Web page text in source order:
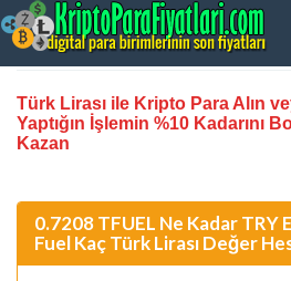
Türk Lirası ile Kripto Para Alın
Yaptığın İşlemin %10 Kadarını
Kazan
0.7208 TFUEL Ne Kadar TRY
Fuel Kaç Türk Lirası Değer